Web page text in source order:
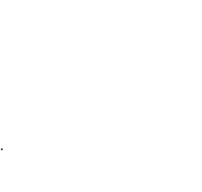
با شرکت سرورپارس تماس حاصل نمایید.